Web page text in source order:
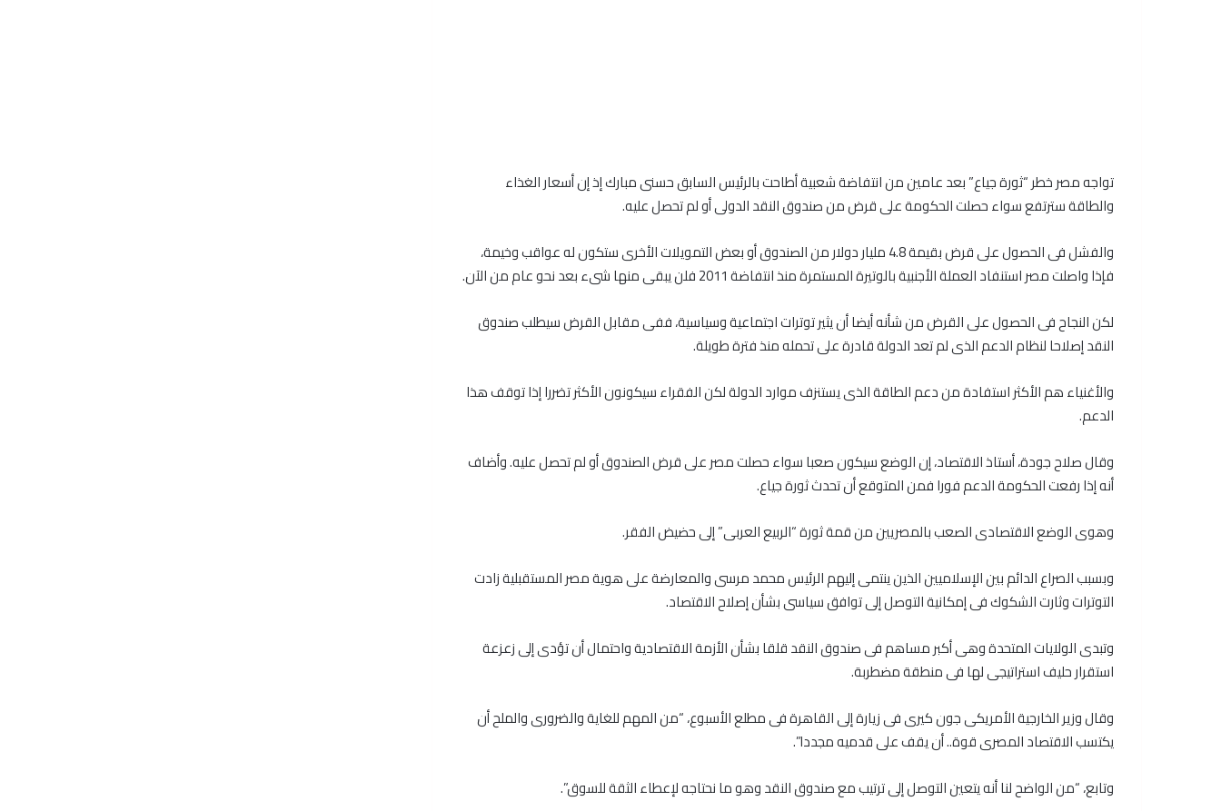
تواجه مصر خطر “ثورة جياع” بعد عامين من انتفاضة شعبية أطاحت بالرئيس السابق حسنى مبارك إذ إن أسعار الغذاء
والطاقة سترتفع سواء حصلت الحكومة على قرض من صندوق النقد الدولى أو لم تحصل عليه.
والفشل فى الحصول على قرض بقيمة 4.8 مليار دولار من الصندوق أو بعض التمويلات الأخرى ستكون له عواقب وخيمة،
فإذا واصلت مصر استنفاد العملة الأجنبية بالوتيرة المستمرة منذ انتفاضة 2011 فلن يبقى منها شىء بعد نحو عام من الآن.
لكن النجاح فى الحصول على القرض من شأنه أيضا أن يثير توترات اجتماعية وسياسية، ففى مقابل القرض سيطلب صندوق
النقد إصلاحا لنظام الدعم الذى لم تعد الدولة قادرة على تحمله منذ فترة طويلة.
والأغنياء هم الأكثر استفادة من دعم الطاقة الذى يستنزف موارد الدولة لكن الفقراء سيكونون الأكثر تضررا إذا توقف هذا
الدعم.
وقال صلاح جودة، أستاذ الاقتصاد، إن الوضع سيكون صعبا سواء حصلت مصر على قرض الصندوق أو لم تحصل عليه. وأضاف
أنه إذا رفعت الحكومة الدعم فورا فمن المتوقع أن تحدث ثورة جياع.
وهوى الوضع الاقتصادى الصعب بالمصريين من قمة ثورة “الربيع العربى” إلى حضيض الفقر.
وبسبب الصراع الدائم بين الإسلاميين الذين ينتمى إليهم الرئيس محمد مرسى والمعارضة على هوية مصر المستقبلية زادت
التوترات وثارت الشكوك فى إمكانية التوصل إلى توافق سياسى بشأن إصلاح الاقتصاد.
وتبدى الولايات المتحدة وهى أكبر مساهم فى صندوق النقد قلقا بشأن الأزمة الاقتصادية واحتمال أن تؤدى إلى زعزعة
استقرار حليف استراتيجى لها فى منطقة مضطربة.
وقال وزير الخارجية الأمريكى جون كيرى فى زيارة إلى القاهرة فى مطلع الأسبوع، “من المهم للغاية والضرورى والملح أن
يكتسب الاقتصاد المصرى قوة.. أن يقف على قدميه مجددا”.
وتابع، “من الواضح لنا أنه يتعين التوصل إلى ترتيب مع صندوق النقد وهو ما نحتاجه لإعطاء الثقة للسوق”.